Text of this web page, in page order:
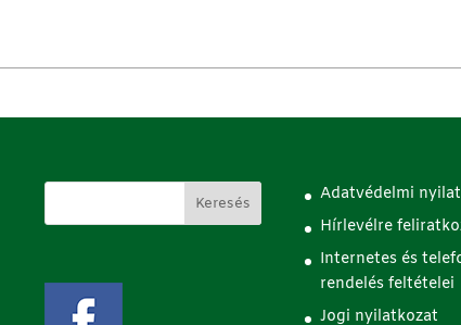
Adatvédelmi
Hírlevélre
Internetes és
rendelés feltételei
Jogi nyilatkozat